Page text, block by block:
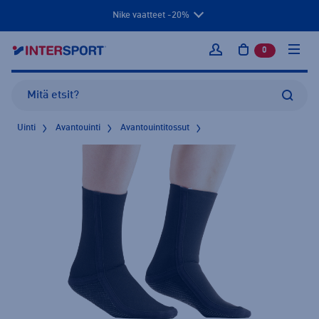
Nike vaatteet -20%
Kirjaudu sisään
0 tuotetta
Uinti Avantouinti Avantouintitossut